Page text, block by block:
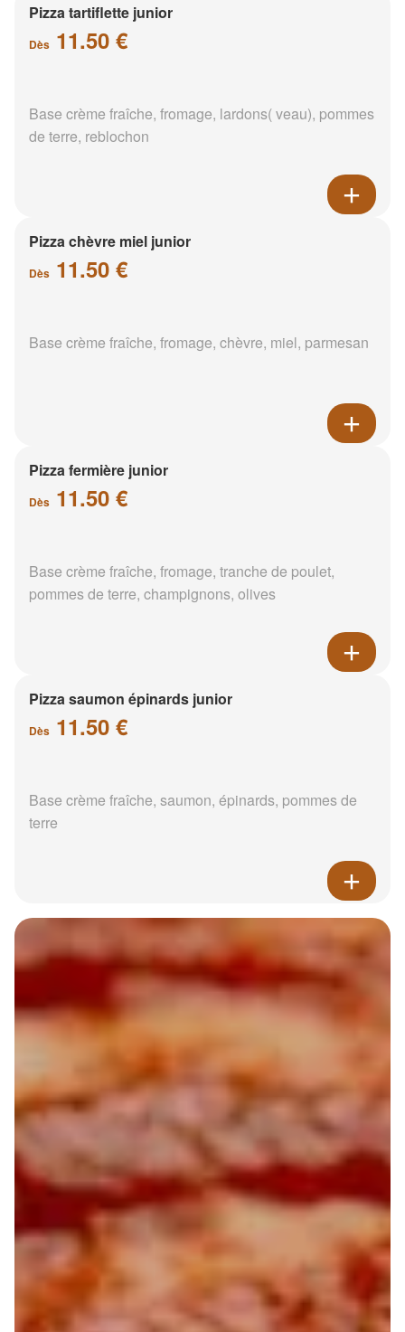
Pizza tartiflette junior
Dès 11.50 €
Base crème fraîche, fromage, lardons( veau), pommes
de terre, reblochon
Pizza chèvre miel junior
Dès 11.50 €
Base crème fraîche, fromage, chèvre, miel, parmesan
Pizza fermière junior
Dès 11.50 €
Base crème fraîche, fromage, tranche de poulet,
pommes de terre, champignons, olives
Pizza saumon épinards junior
Dès 11.50 €
Base crème fraîche, saumon, épinards, pommes de
terre